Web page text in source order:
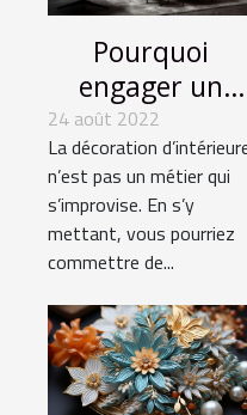
Pourquoi
engager un
professionnel
pour sa
décoration
d’intérieure?
24 août 2022
La décoration
n’est pas un métier qui
s’improvise. En s’y
mettant, vous pourriez
commettre de...